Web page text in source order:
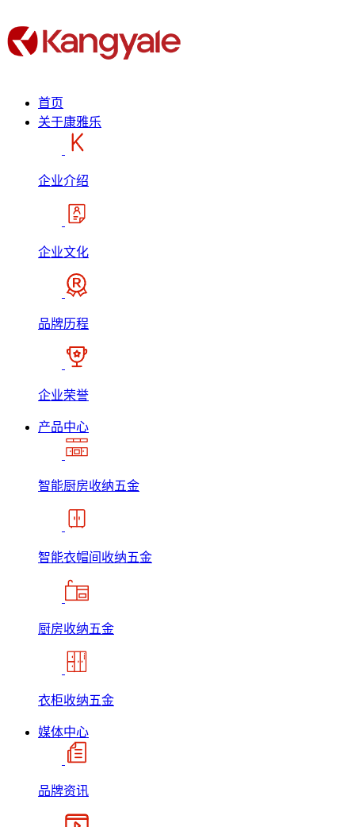
首页
关于康雅乐
企业介绍
企业文化
品牌历程
企业荣誉
产品中心
智能厨房收纳五金
智能衣帽间收纳五金
厨房收纳五金
衣柜收纳五金
媒体中心
品牌资讯